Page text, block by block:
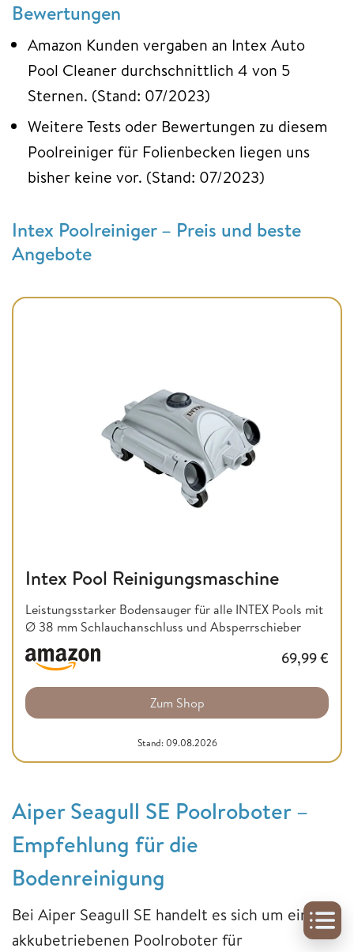
Bewertungen
Amazon Kunden vergaben an Intex Auto
Pool Cleaner durchschnittlich 4 von 5
Sternen. (Stand: 07/2023)
Weitere Tests oder Bewertungen zu diesem
Poolreiniger für Folienbecken liegen uns
bisher keine vor. (Stand: 07/2023)
Intex Poolreiniger – Preis und beste
Angebote
Intex Pool Reinigungsmaschine
Leistungsstarker Bodensauger für alle INTEX Pools mit
Ø 38 mm Schlauchanschluss und Absperrschieber
69,99€
Zum Shop
Stand: 09.08.2026
Aiper Seagull SE Poolroboter –
Empfehlung für die
Bodenreinigung
Bei Aiper Seagull SE handelt es sich um einen
akkubetriebenen Poolroboter für